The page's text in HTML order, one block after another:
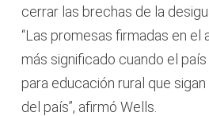
cerrar las brechas de la
“Las promesas firmadas en el
más significado cuando el
para educación rural que
del país”, afirmó Wells.